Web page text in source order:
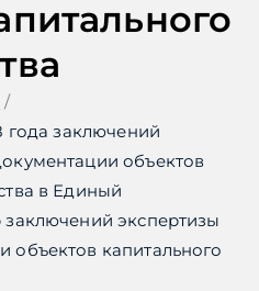
года заключений
объектов
в Единый
заключений экспертизы
объектов капитального